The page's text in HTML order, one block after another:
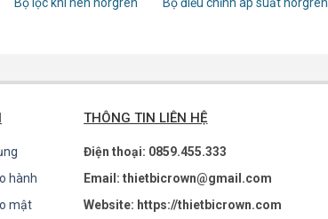
hành
mật
THÔNG TIN LIÊN HỆ
Điện thoại: 0859.455.333
Email: thietbicrown@gmail.com
Website: https://thietbicrown.com